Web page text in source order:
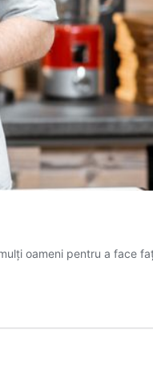
oameni pentru a face